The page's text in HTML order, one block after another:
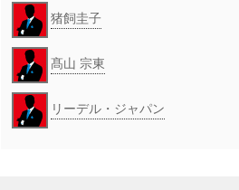
猪飼圭子
髙山 宗東
リーデル・ジャパン